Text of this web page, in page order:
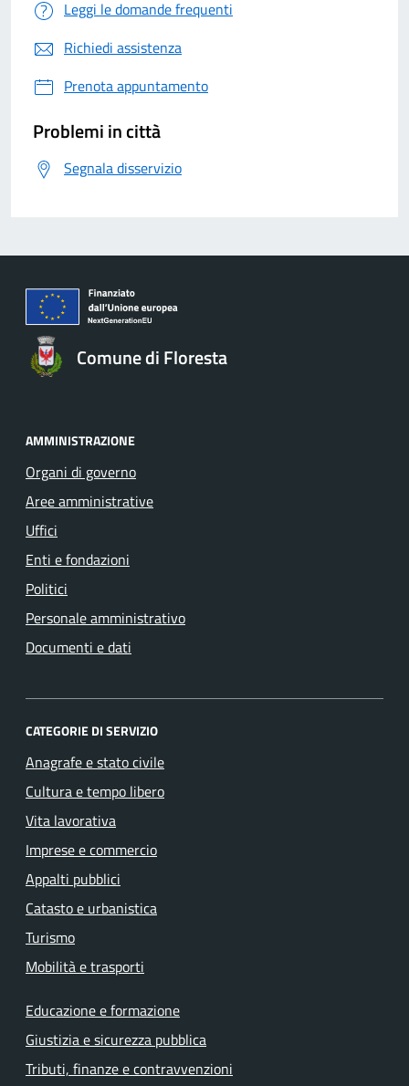
Leggi le domande frequenti
Richiedi assistenza
Prenota appuntamento
Problemi in città
Segnala disservizio
Comune di Floresta
AMMINISTRAZIONE
Organi di governo
Aree amministrative
Uffici
Enti e fondazioni
Politici
Personale amministrativo
Documenti e dati
CATEGORIE DI SERVIZIO
Anagrafe e stato civile
Cultura e tempo libero
Vita lavorativa
Imprese e commercio
Appalti pubblici
Catasto e urbanistica
Turismo
Mobilità e trasporti
Educazione e formazione
Giustizia e sicurezza pubblica
Tributi, finanze e contravvenzioni